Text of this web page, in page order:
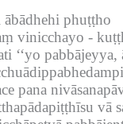
ābādhehi phuṭṭho
vinicchayo -
‘‘yo pabbājeyya,
pana
vā